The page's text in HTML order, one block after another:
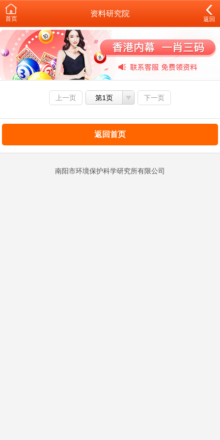
首页
资料研究院
返回
上一页 第1页 下一页
返回首页
南阳市环境保护科学研究所有限公司